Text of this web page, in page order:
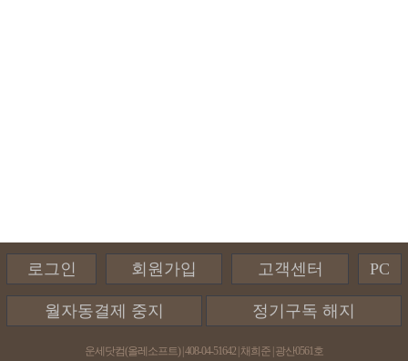
로그인 회원가입 고객센터 PC
월자동결제 중지 정기구독 해지
운세닷컴(올레소프트) | 408-04-51642 | 채희준 | 광산0561호